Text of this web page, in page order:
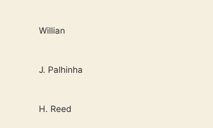
Willian
J. Palhinha
H. Reed